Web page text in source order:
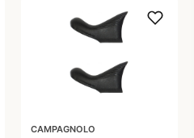
CAMPAGNOLO